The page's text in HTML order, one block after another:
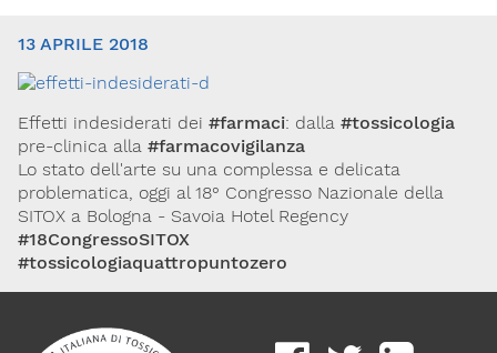
13 APRILE 2018
Effetti indesiderati dei #farmaci: dalla #tossicologia
pre-clinica alla #farmacovigilanza
Lo stato dell'arte su una complessa e delicata
problematica, oggi al 18° Congresso Nazionale della
SITOX a Bologna - Savoia Hotel Regency
#18CongressoSITOX
#tossicologiaquattropuntozero
Via Giovanni Pascoli, 3
20129, Milano
Codice SDI: M5UXCR1